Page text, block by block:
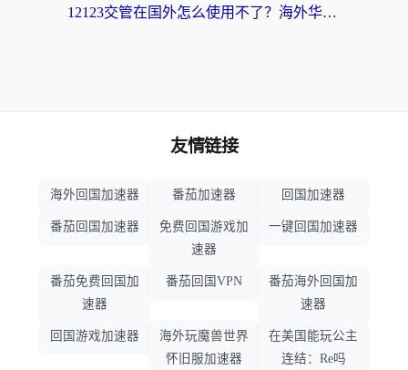
12123交管在国外怎么使用不了？海外华人必看的无缝访问国内资源指南
友情链接
海外回国加速器 番茄加速器 回国加速器
番茄回国加速器
免费回国游戏加
速器
一键回国加速器
番茄免费回国加
速器
番茄回国VPN
番茄海外回国加
速器
回国游戏加速器
海外玩魔兽世界
怀旧服加速器
在美国能玩公主
连结：Re吗